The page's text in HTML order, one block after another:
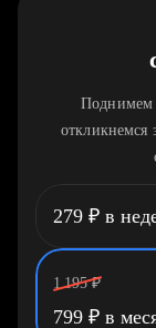
Поднимем
откликнемся
279 ₽ в
1 195 ₽
799 ₽ в